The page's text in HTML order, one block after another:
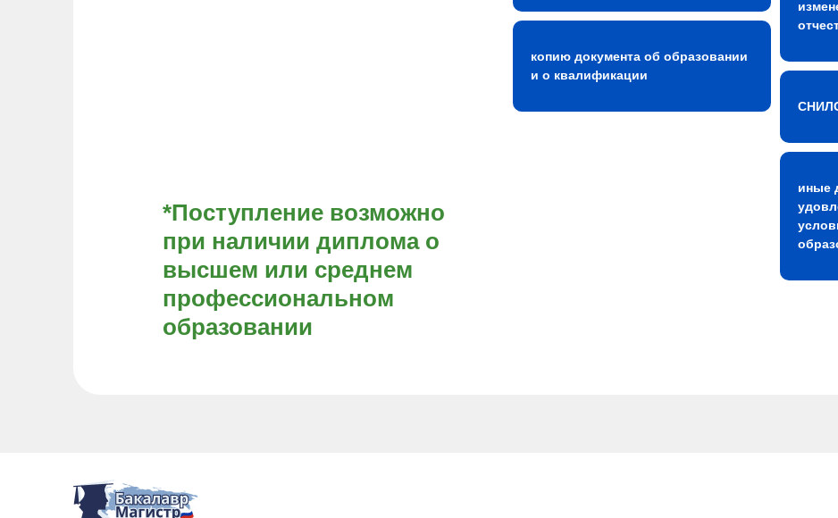
*Поступление возможно
при наличии диплома о
высшем или среднем
профессиональном
образовании
копию документа об образовании
и о квалификации
иные